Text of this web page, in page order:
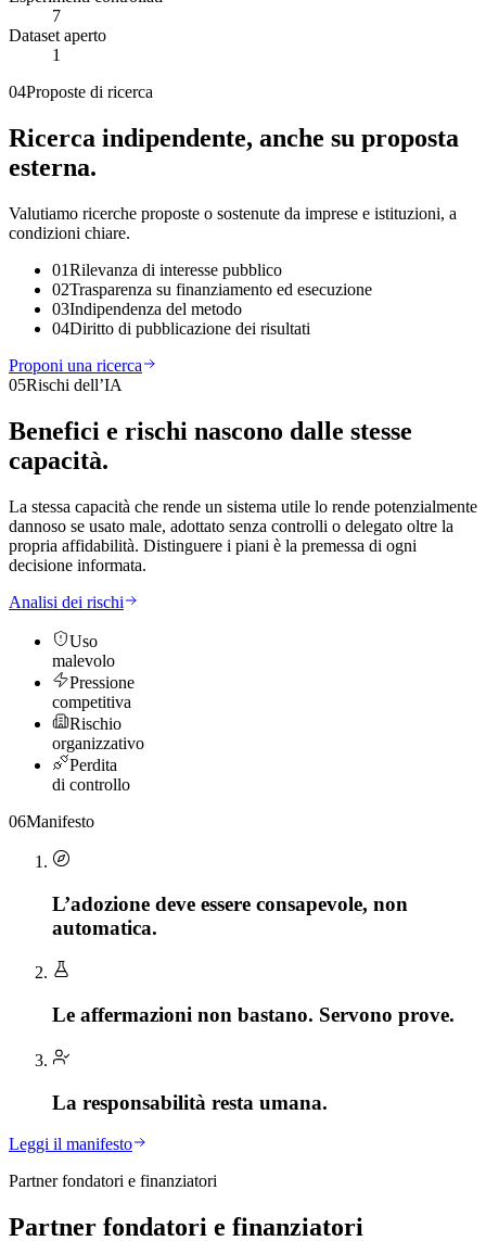
7
Dataset aperto
1
04Proposte di ricerca
Ricerca indipendente, anche su proposta
esterna.
Valutiamo ricerche proposte o sostenute da imprese e istituzioni, a
condizioni chiare.
01Rilevanza di interesse pubblico
02Trasparenza su finanziamento ed esecuzione
03Indipendenza del metodo
04Diritto di pubblicazione dei risultati
Proponi una ricerca
05Rischi dell’IA
Benefici e rischi nascono dalle stesse
capacità.
La stessa capacità che rende un sistema utile lo rende potenzialmente
dannoso se usato male, adottato senza controlli o delegato oltre la
propria affidabilità. Distinguere i piani è la premessa di ogni
decisione informata.
Analisi dei rischi
Uso
malevolo
Pressione
competitiva
Rischio
organizzativo
Perdita
di controllo
06Manifesto
L’adozione deve essere consapevole, non
automatica.
Le affermazioni non bastano. Servono prove.
La responsabilità resta umana.
Leggi il manifesto
Partner fondatori e finanziatori
Partner fondatori e finanziatori